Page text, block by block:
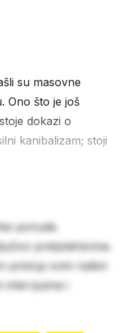
su masovne
Ono što je još
dokazi o
kanibalizam; stoji
ponude.
pretplatnicima.
pristup svim našim
i